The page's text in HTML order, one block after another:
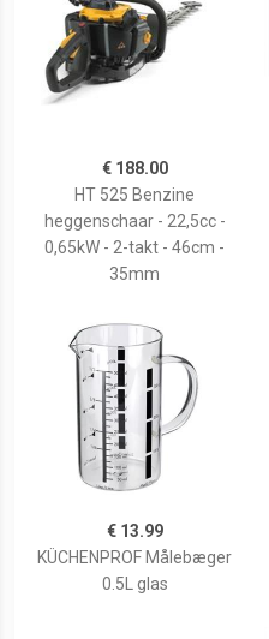
€ 188.00
HT 525 Benzine
heggenschaar - 22,5cc -
0,65kW - 2-takt - 46cm -
35mm
€ 13.99
KÜCHENPROF Målebæger
0.5L glas